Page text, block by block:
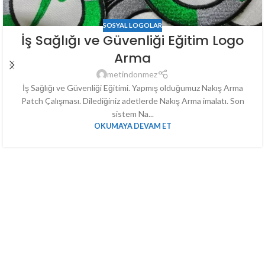
SOSYAL LOGOLAR
İş Sağlığı ve Güvenliği Eğitim Logo
Arma
metindonmez
İş Sağlığı ve Güvenliği Eğitimi. Yapmış olduğumuz Nakış Arma
Patch Çalışması. Dilediğiniz adetlerde Nakış Arma imalatı. Son
sistem Na...
OKUMAYA DEVAM ET